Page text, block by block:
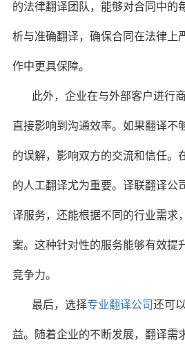
的法律翻译团队，能够对合同中的
析与准确翻译，确保合同在法律上
作中更具保障。
此外，企业在与外部客户进行
直接影响到沟通效率。如果翻译不
的误解，影响双方的交流和信任。
的人工翻译尤为重要。译联翻译公
译服务，还能根据不同的行业需求
案。这种针对性的服务能够有效提
竞争力。
最后，选择专业翻译公司还可
益。随着企业的不断发展，翻译需